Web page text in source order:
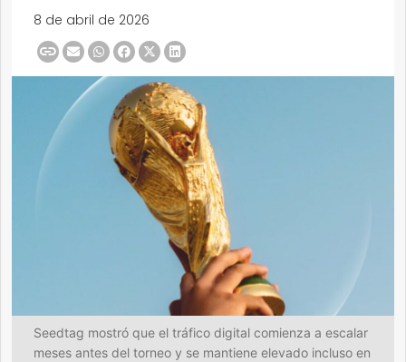
8 de abril de 2026
Seedtag mostró que el tráfico digital comienza a escalar
meses antes del torneo y se mantiene elevado incluso en